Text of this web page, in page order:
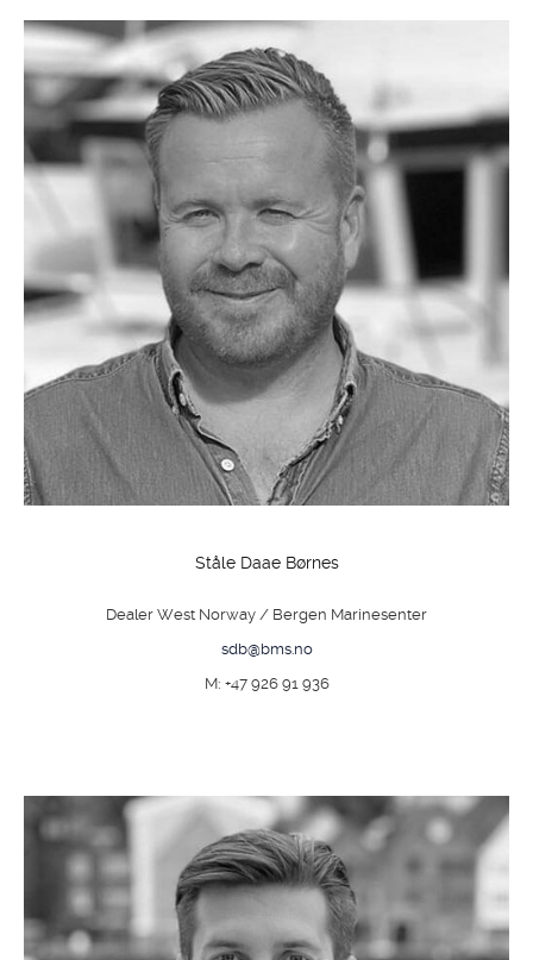
Ståle Daae Børnes
Dealer West Norway / Bergen Marinesenter
sdb@bms.no
M: +47 926 91 936